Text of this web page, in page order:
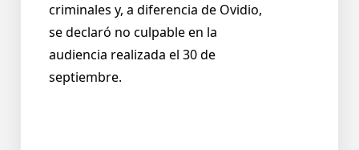
criminales y, a diferencia de Ovidio,
se declaró no culpable en la
audiencia realizada el 30 de
septiembre.